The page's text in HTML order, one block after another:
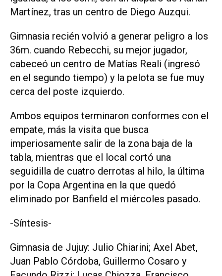
Martínez, tras un centro de Diego Auzqui.
Gimnasia recién volvió a generar peligro a los
36m. cuando Rebecchi, su mejor jugador,
cabeceó un centro de Matías Reali (ingresó
en el segundo tiempo) y la pelota se fue muy
cerca del poste izquierdo.
Ambos equipos terminaron conformes con el
empate, más la visita que busca
imperiosamente salir de la zona baja de la
tabla, mientras que el local cortó una
seguidilla de cuatro derrotas al hilo, la última
por la Copa Argentina en la que quedó
eliminado por Banfield el miércoles pasado.
-Síntesis-
Gimnasia de Jujuy: Julio Chiarini; Axel Abet,
Juan Pablo Córdoba, Guillermo Cosaro y